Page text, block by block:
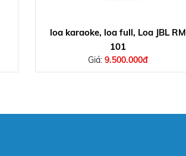
loa karaoke, loa full, Loa JBL RM
101
Giá: 9.500.000đ